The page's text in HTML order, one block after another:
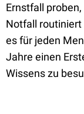
Ernstfall
Notfall routiniert
es für jeden
Jahre einen
Wissens zu